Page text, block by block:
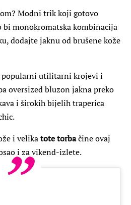
Modni trik koji gotovo
bi monokromatska kombinacija
dodajte jaknu od brušene kože
popularni utilitarni krojevi i
oversized bluzon jakna preko
i širokih bijelih traperica
i velikatote torbačine ovaj
i za vikend-izlete.